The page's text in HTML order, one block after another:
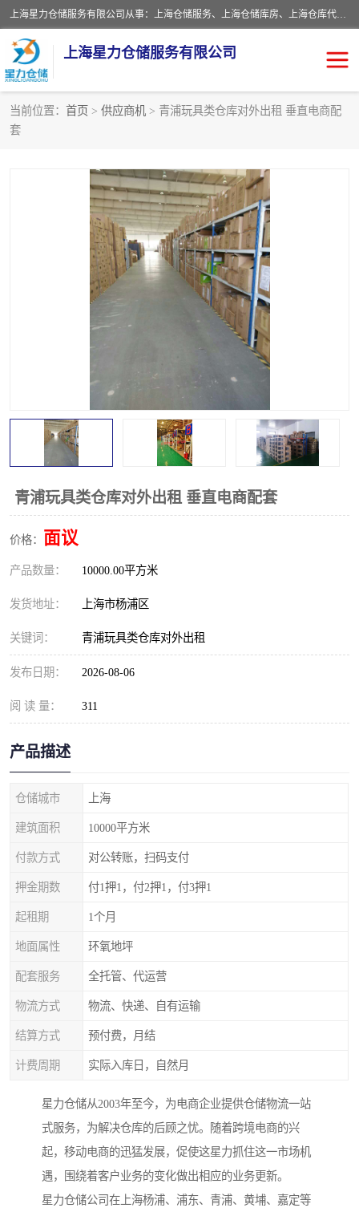
上海星力仓储服务有限公司从事：上海仓储服务、上海仓储库房、上海仓库代运营、上海仓库对外出租、上海仓库外包、上海三方仓储、上海电商仓储代发、上海电商代发货仓库、上海托管仓库、上海仓储配送。上海星力仓储服务有限公司现在拥有100个分仓、10万余平方的标准库房，精炼员工几百名，与几千家客户合作，公司已跻身上海仓储行业前列。欢迎来电咨询！
上海星力仓储服务有限公司
当前位置： 首页 > 供应商机 > 青浦玩具类仓库对外出租 垂直电商配
套
青浦玩具类仓库对外出租 垂直电商配套
价格： 面议
产品数量： 10000.00平方米
发货地址： 上海市杨浦区
关键词： 青浦玩具类仓库对外出租
发布日期： 2026-08-06
阅 读 量： 311
产品描述
仓储城市 上海
建筑面积 10000平方米
付款方式 对公转账，扫码支付
押金期数 付1押1，付2押1，付3押1
起租期 1个月
地面属性 环氧地坪
配套服务 全托管、代运营
物流方式 物流、快递、自有运输
结算方式 预付费，月结
计费周期 实际入库日，自然月
星力仓储从2003年至今，为电商企业提供仓储物流一站
式服务，为解决仓库的后顾之忧。随着跨境电商的兴
起，移动电商的迅猛发展，促使这星力抓住这一市场机
遇，围绕着客户业务的变化做出相应的业务更新。
星力仓储公司在上海杨浦、浦东、青浦、黄埔、嘉定等
上海仓储配送 上海仓库外包
上海仓库代运营 上海托管仓库
上海第三方仓储 上海仓储服务
上海电商代发货仓库